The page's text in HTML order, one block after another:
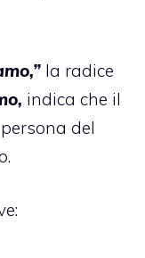
la radice
indica che il
del